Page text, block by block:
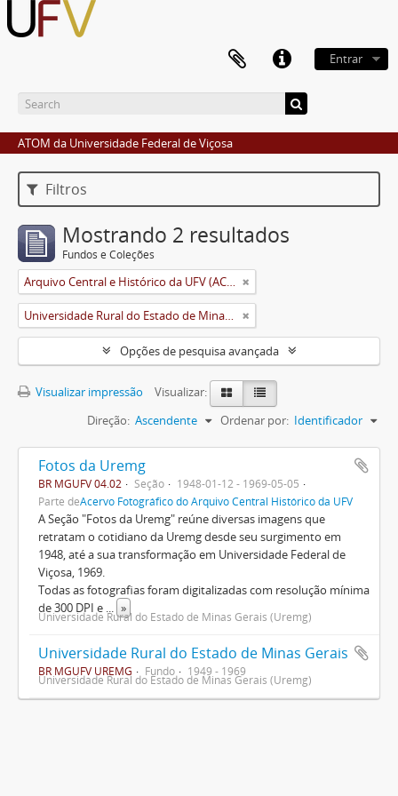
Entrar
ATOM da Universidade Federal de Viçosa
Filtros
Mostrando 2 resultados
Fundos e Coleções
Arquivo Central e Histórico da UFV (ACH-UFV)
Universidade Rural do Estado de Minas Gerais (Uremg)
Opções de pesquisa avançada
Visualizar impressão
Visualizar:
Ordenar por: Identificador
Direção: Ascendente
Fotos da Uremg
BR MGUFV 04.02 Seção
1948-01-12 - 1969-05-05
Parte deAcervo Fotográfico do Arquivo Central Histórico da UFV
A Seção "Fotos da Uremg" reúne diversas imagens que
retratam o cotidiano da Uremg desde seu surgimento em
1948, até a sua transformação em Universidade Federal de
Viçosa, 1969.
Todas as fotografias foram digitalizadas com resolução mínima
de 300 DPI e
»
Universidade Rural do Estado de Minas Gerais (Uremg)
Universidade Rural do Estado de Minas Gerais
BR MGUFV UREMG Fundo 1949 - 1969
Universidade Rural do Estado de Minas Gerais (Uremg)